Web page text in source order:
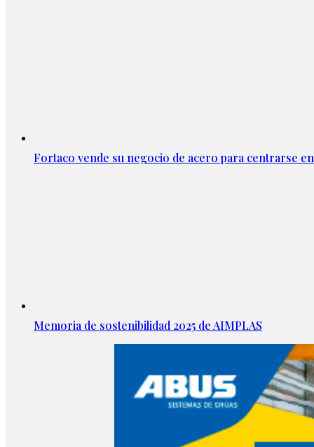
Fortaco vende su negocio de acero para centrarse
Memoria de sostenibilidad 2025 de AIMPLAS